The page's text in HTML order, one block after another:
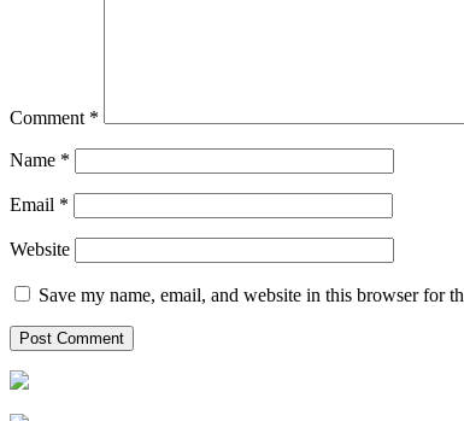
Comment *
Name *
Email *
Website
Save my name, email, and website in this browser for